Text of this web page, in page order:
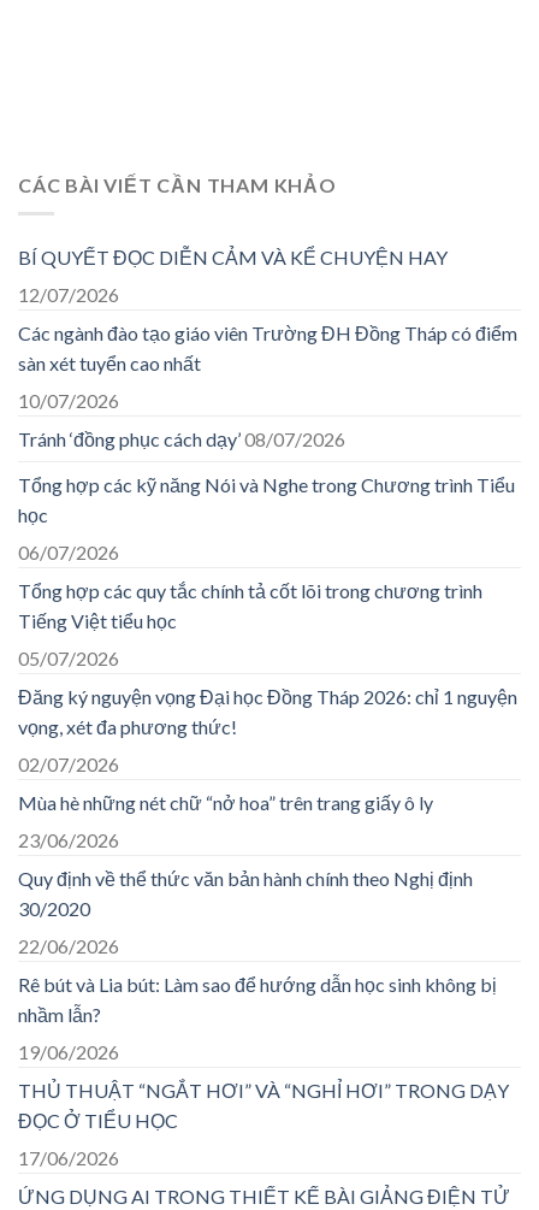
CÁC BÀI VIẾT CẦN THAM KHẢO
BÍ QUYẾT ĐỌC DIỄN CẢM VÀ KỂ CHUYỆN HAY
12/07/2026
Các ngành đào tạo giáo viên Trường ĐH Đồng Tháp có điểm
sàn xét tuyển cao nhất
10/07/2026
Tránh ‘đồng phục cách dạy’08/07/2026
Tổng hợp các kỹ năng Nói và Nghe trong Chương trình Tiểu
học
06/07/2026
Tổng hợp các quy tắc chính tả cốt lõi trong chương trình
Tiếng Việt tiểu học
05/07/2026
Đăng ký nguyện vọng Đại học Đồng Tháp 2026: chỉ 1 nguyện
vọng, xét đa phương thức!
02/07/2026
Mùa hè những nét chữ “nở hoa” trên trang giấy ô ly
23/06/2026
Quy định về thể thức văn bản hành chính theo Nghị định
30/2020
22/06/2026
Rê bút và Lia bút: Làm sao để hướng dẫn học sinh không bị
nhầm lẫn?
19/06/2026
THỦ THUẬT “NGẮT HƠI” VÀ “NGHỈ HƠI” TRONG DẠY
ĐỌC Ở TIỂU HỌC
17/06/2026
ỨNG DỤNG AI TRONG THIẾT KẾ BÀI GIẢNG ĐIỆN TỬ